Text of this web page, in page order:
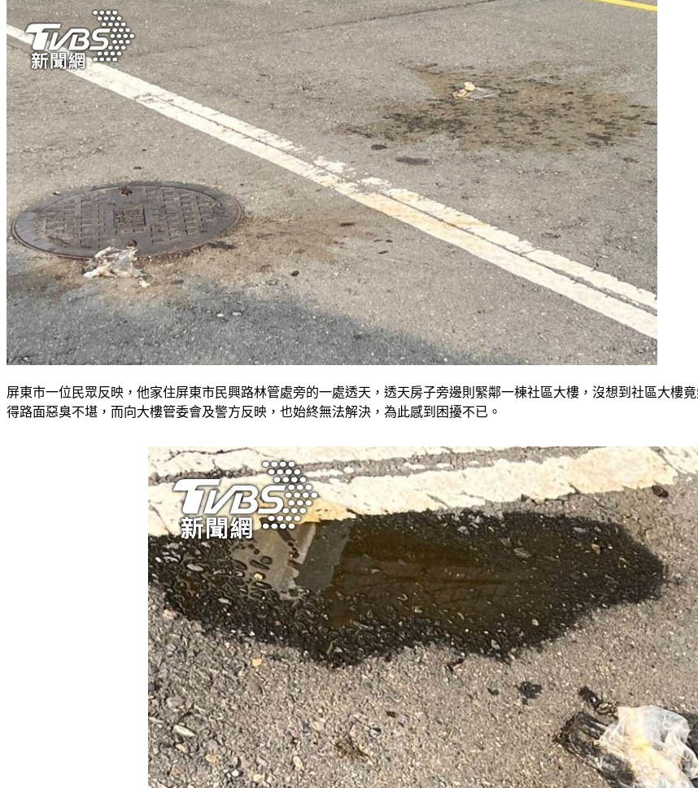
屏東市一位民眾反映，他家住屏東市民興路林管處旁的一處透天，透天房子旁邊則緊鄰一棟社區大樓，沒想到社區大樓
得路面惡臭不堪，而向大樓管委會及警方反映，也始終無法解決，為此感到困擾不已。